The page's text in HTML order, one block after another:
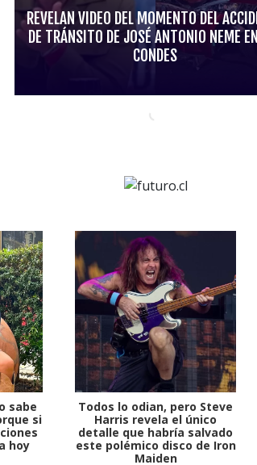
REVELAN VIDEO DEL MOMENTO DEL
DE TRÁNSITO DE JOSÉ ANTONIO NEME
CONDES
sabe
si
hoy
Todos lo odian, pero Steve
Harris revela el único
detalle que habría salvado
este polémico disco de Iron
Maiden
1997 — 2026
© PRISA MEDIA CORP SPA.
Producción musical Cadena Ser, España 2026.